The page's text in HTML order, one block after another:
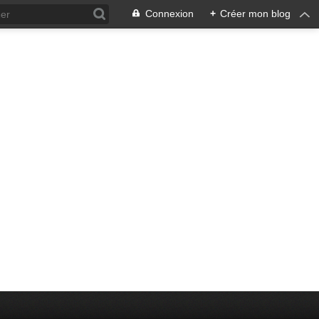
Connexion + Créer mon blog